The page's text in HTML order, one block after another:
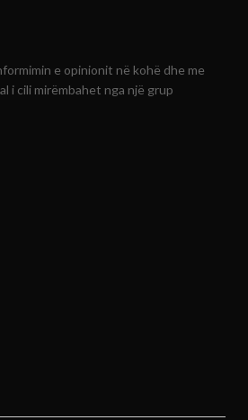
e opinionit në kohë dhe me
i cili mirëmbahet nga një grup